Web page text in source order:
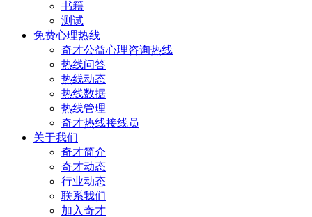
书籍
测试
免费心理热线
奇才公益心理咨询热线
热线问答
热线动态
热线数据
热线管理
奇才热线接线员
关于我们
奇才简介
奇才动态
行业动态
联系我们
加入奇才